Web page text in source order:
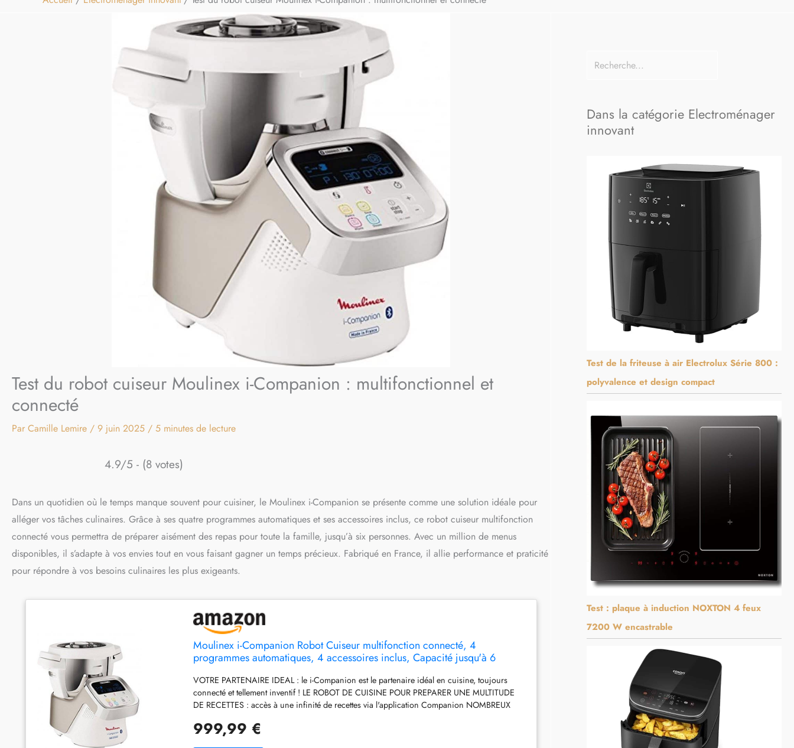
Test du robot cuiseur Moulinex i-Companion : multifonctionnel et
connecté
Par Camille Lemire / 9 juin 2025 / 5 minutes de lecture
4.9/5 - (8 votes)
Dans un quotidien où le temps manque souvent pour cuisiner, le Moulinex i-Companion se présente comme une solution idéale pour
alléger vos tâches culinaires. Grâce à ses quatre programmes automatiques et ses accessoires inclus, ce robot cuiseur multifonction
connecté vous permettra de préparer aisément des repas pour toute la famille, jusqu’à six personnes. Avec un million de menus
disponibles, il s’adapte à vos envies tout en vous faisant gagner un temps précieux. Fabriqué en France, il allie performance et praticité
pour répondre à vos besoins culinaires les plus exigeants.
Moulinex i-Companion Robot Cuiseur multifonction connecté, 4
programmes automatiques, 4 accessoires inclus, Capacité jusqu'à 6
VOTRE PARTENAIRE IDEAL : le i-Companion est le partenaire idéal en cuisine, toujours
connecté et tellement inventif ! LE ROBOT DE CUISINE POUR PREPARER UNE MULTITUDE
DE RECETTES : accès à une infinité de recettes via l'application Companion NOMBREUX
vitesses de la plus délicate à l'ultra-rapide dont 1 vitesse maxi turbo et pulse (glace pilée)
999,99 €
Dans la catégorie Electroménager
innovant
Test de la friteuse à air Electrolux Série 800 :
polyvalence et design compact
Test : plaque à induction NOXTON 4 feux
7200 W encastrable